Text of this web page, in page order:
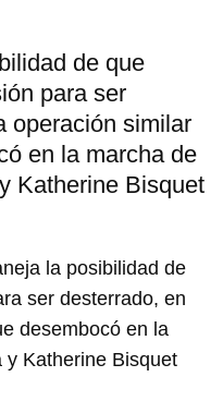
de que
para ser
operación similar
en la marcha de
Katherine Bisquet
la posibilidad de
ser desterrado, en
desembocó en la
y Katherine Bisquet